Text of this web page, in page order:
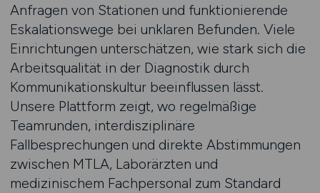
Anfragen von Stationen und funktionierende
Eskalationswege bei unklaren Befunden. Viele
Einrichtungen unterschätzen, wie stark sich die
Arbeitsqualität in der Diagnostik durch
Kommunikationskultur beeinflussen lässt.
Unsere Plattform zeigt, wo regelmäßige
Teamrunden, interdisziplinäre
Fallbesprechungen und direkte Abstimmungen
zwischen MTLA, Laborärzten und
medizinischem Fachpersonal zum Standard